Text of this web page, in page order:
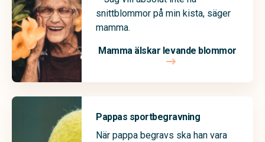
snittblommor på min kista, säger
mamma.
Mamma älskar levande blommor
Pappas sportbegravning
När pappa begravs ska han vara